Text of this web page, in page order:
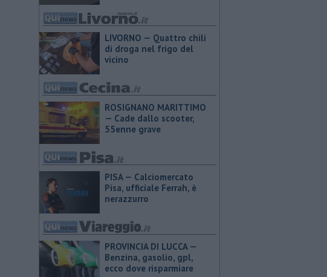
LIVORNO — Quattro chili
di droga nel frigo del
vicino
ROSIGNANO MARITTIMO
— Cade dallo scooter,
55enne grave
PISA — Calciomercato
Pisa, ufficiale Ferrah, è
nerazzurro
PROVINCIA DI LUCCA — ​
Benzina, gasolio, gpl,
ecco dove risparmiare